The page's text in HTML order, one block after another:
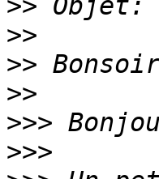
>>
>>
>>
>>
>>>
>>>